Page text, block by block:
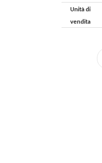
Unità di
vendita